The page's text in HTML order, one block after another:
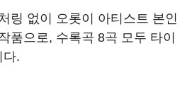
링 없이 오롯이 아티스트 본인
품으로, 수록곡 8곡 모두 타이
다.